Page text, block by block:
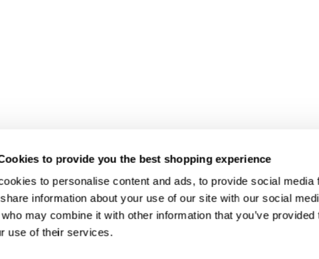
to provide you the best shopping experience
to personalise content and ads, to provide social
information about your use of our site with our social
may combine it with other information that you’ve
use of their services.